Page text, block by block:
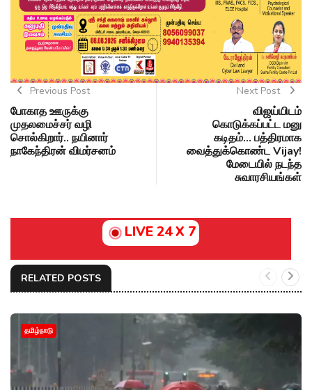
Previous Post
போகாத ஊருக்கு
முதலமைச்சர் வழி
சொல்கிறார்.. நயினார்
நாகேந்திரன் விமர்சனம்
Next Post
விஜய்யிடம்
கொடுக்கப்பட்ட மனு
கடிதம்... பத்திரமாக
வைத்துக்கொண்ட Vijay!
மேடையில் நடந்த
சுவாரசியங்கள்
LIVE 24 X 7
RELATED POSTS
தமிழ்நாடு